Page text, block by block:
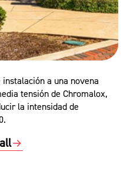
a una novena
tensión de Chromalox,
la intensidad de